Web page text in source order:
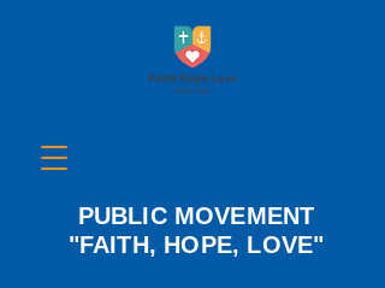
PUBLIC MOVEMENT
"FAITH, HOPE, LOVE"